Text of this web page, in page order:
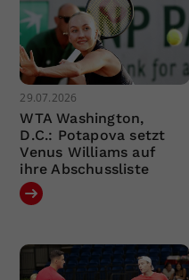
29.07.2026
WTA Washington,
D.C.: Potapova setzt
Venus Williams auf
ihre Abschussliste